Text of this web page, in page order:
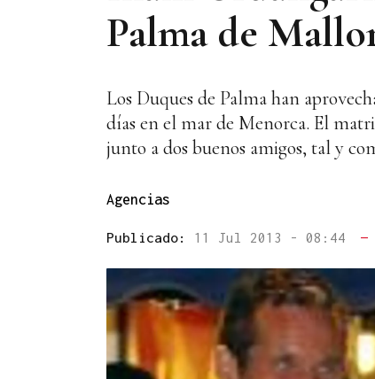
Palma de
Los Duques de Palma han
días en el mar de Menorca. El
junto a dos buenos amigos, tal y
Agencias
Publicado: 11 Jul 2013 - 08:44 —